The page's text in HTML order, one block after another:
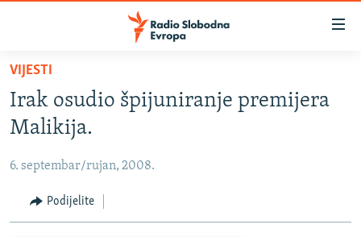
Pređite
glavni
sadržaj
na
navigaciju
Pređite
VIJESTI
BOSNA I HERCEGOVINA
KOSOVO
CRNA GORA
VIJESTI
Irak osudio špijuniranje premijera
Malikija.
6. septembar/rujan, 2008.
Podijelite